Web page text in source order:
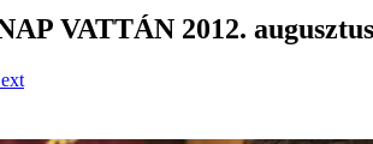
VATTÁN 2012.